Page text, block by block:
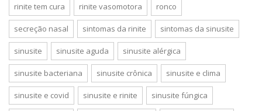
rinite tem cura rinite vasomotora ronco
secreção nasal sintomas da rinite sintomas da sinusite
sinusite sinusite aguda sinusite alérgica
sinusite bacteriana sinusite crônica sinusite e clima
sinusite e covid sinusite e rinite sinusite fúngica